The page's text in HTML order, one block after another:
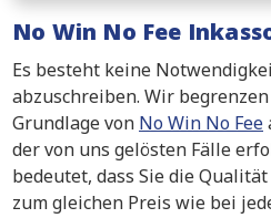
No Win No Fee
Es besteht keine
abzuschreiben. Wir
Grundlage von No Win No Fee
der von uns gelösten Fälle
bedeutet, dass Sie die
zum gleichen Preis wie bei